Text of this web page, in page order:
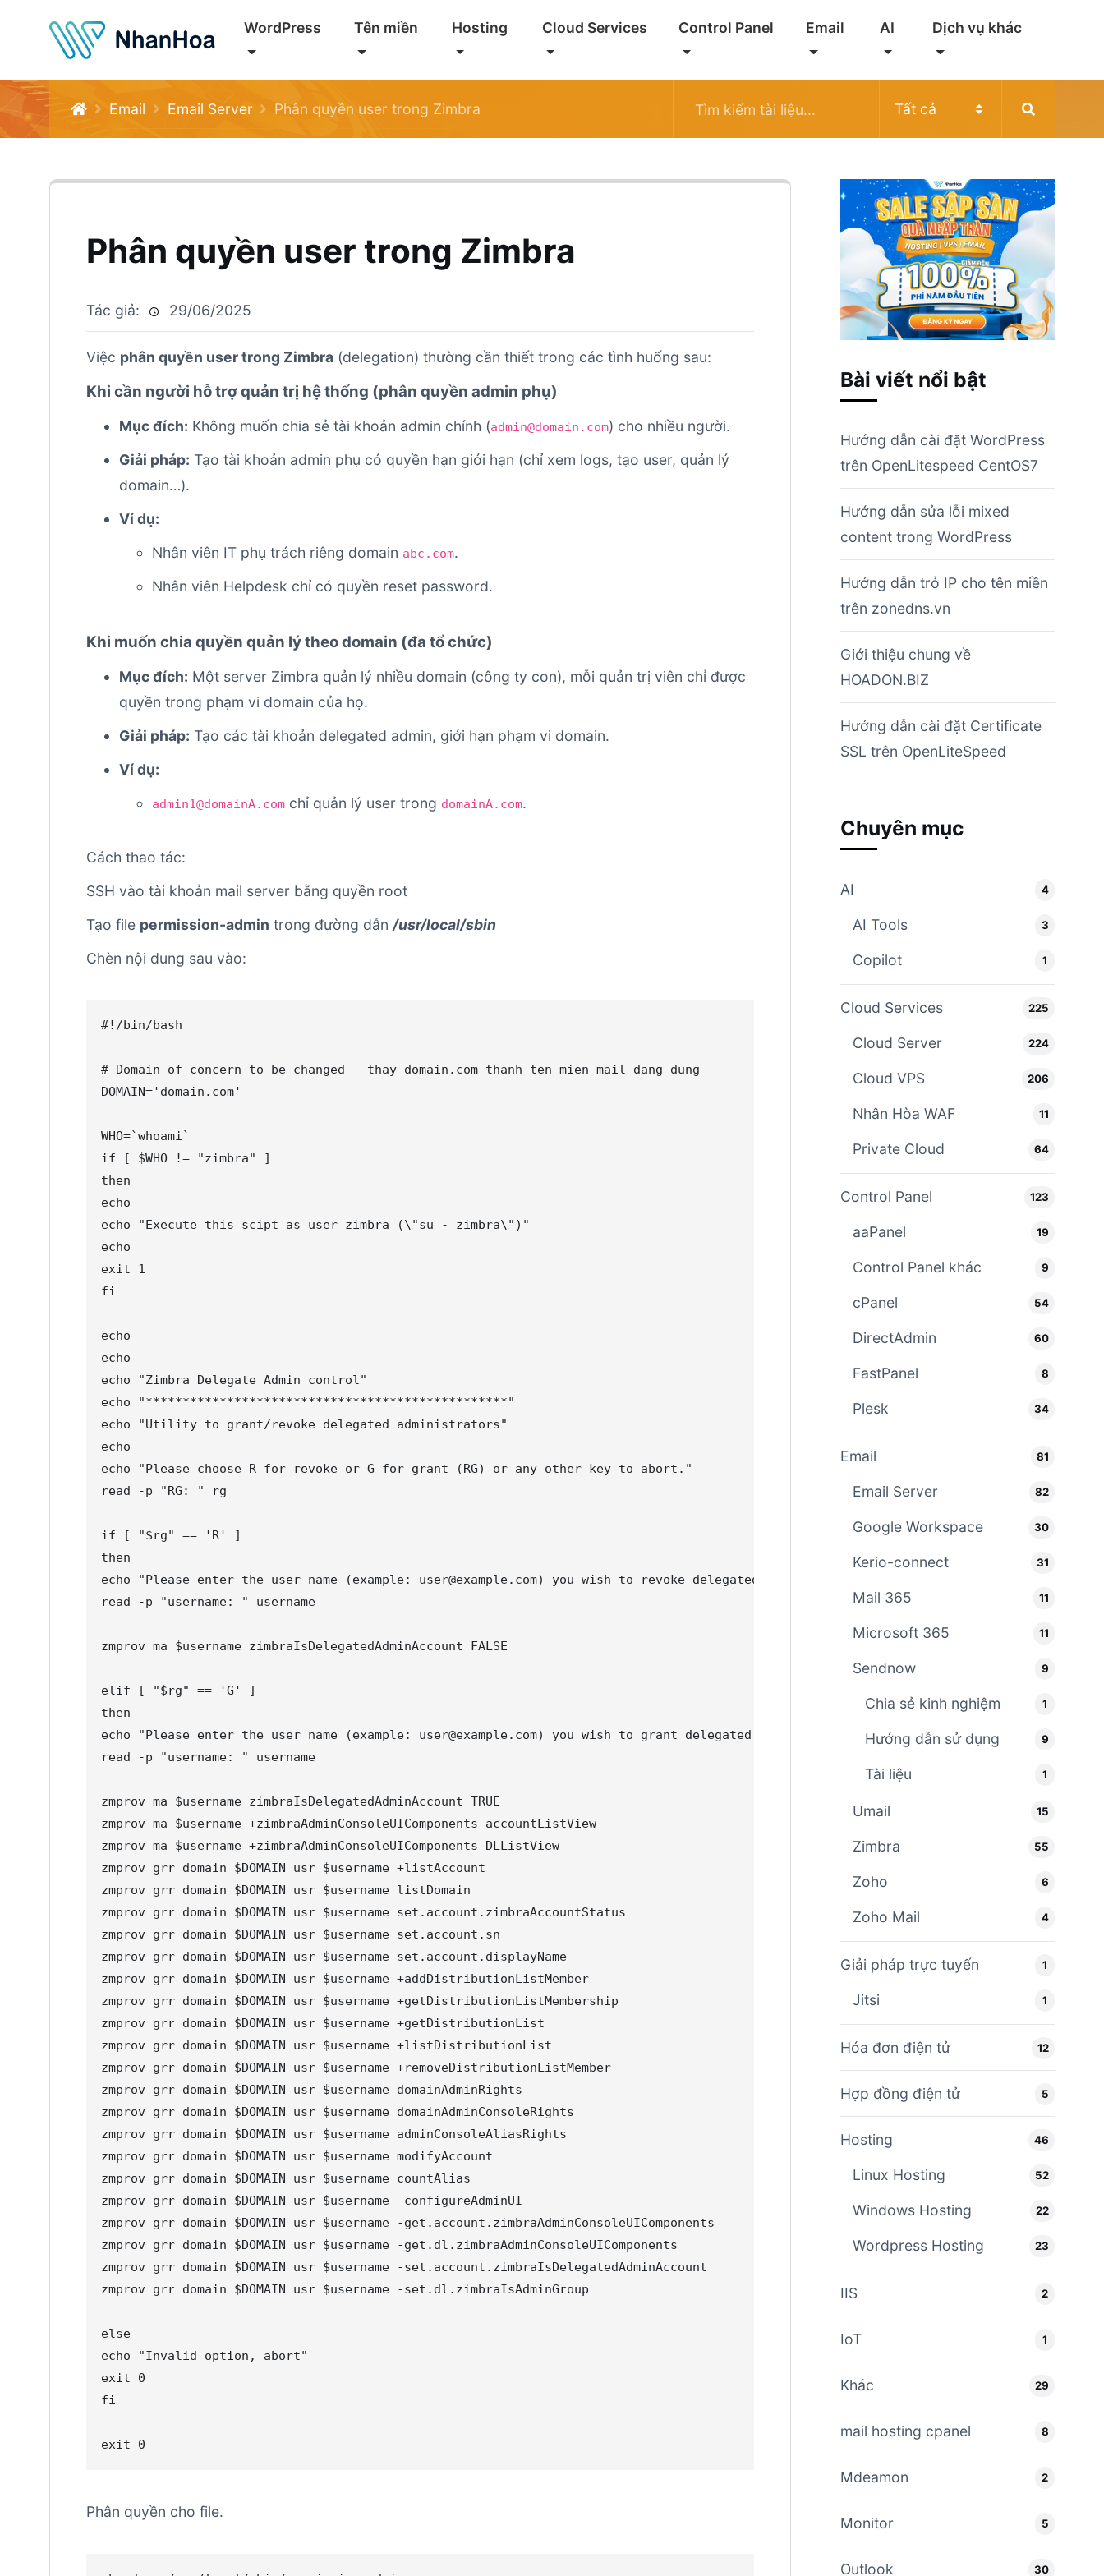
WordPress Tên miền Hosting Cloud Services Control Panel Email AI Dịch vụ khác
Email Email Server Phân quyền user trong Zimbra
Phân quyền user trong Zimbra
Tác giả: 29/06/2025
Việc phân quyền user trong Zimbra (delegation) thường cần thiết trong các tình huống sau:
Khi cần người hỗ trợ quản trị hệ thống (phân quyền admin phụ)
Mục đích: Không muốn chia sẻ tài khoản admin chính (admin@domain.com) cho nhiều người.
Giải pháp: Tạo tài khoản admin phụ có quyền hạn giới hạn (chỉ xem logs, tạo user, quản lý
domain…).
Ví dụ:
Nhân viên IT phụ trách riêng domain abc.com.
Nhân viên Helpdesk chỉ có quyền reset password.
Khi muốn chia quyền quản lý theo domain (đa tổ chức)
Mục đích: Một server Zimbra quản lý nhiều domain (công ty con), mỗi quản trị viên chỉ được
quyền trong phạm vi domain của họ.
Giải pháp: Tạo các tài khoản delegated admin, giới hạn phạm vi domain.
Ví dụ:
admin1@domainA.com chỉ quản lý user trong domainA.com.
Cách thao tác:
SSH vào tài khoản mail server bằng quyền root
Tạo file permission-admin trong đường dẫn /usr/local/sbin
Chèn nội dung sau vào:
#!/bin/bash
# Domain of concern to be changed - thay domain.com thanh ten mien mail dang dung
DOMAIN='domain.com'
WHO=`whoami`
if [ $WHO != "zimbra" ]
then
echo
echo "Execute this scipt as user zimbra (\"su - zimbra\")"
echo
exit 1
fi
echo
echo
echo "Zimbra Delegate Admin control"
echo "*************************************************"
echo "Utility to grant/revoke delegated administrators"
echo
echo "Please choose R for revoke or G for grant (RG) or any other key to abort."
read -p "RG: " rg
if [ "$rg" == 'R' ]
then
echo "Please enter the user name (example: user@example.com) you wish to revoke delegated domain admin rights from."
read -p "username: " username
zmprov ma $username zimbraIsDelegatedAdminAccount FALSE
elif [ "$rg" == 'G' ]
then
echo "Please enter the user name (example: user@example.com) you wish to grant delegated domain admin rights."
read -p "username: " username
zmprov ma $username zimbraIsDelegatedAdminAccount TRUE
zmprov ma $username +zimbraAdminConsoleUIComponents accountListView
zmprov ma $username +zimbraAdminConsoleUIComponents DLListView
zmprov grr domain $DOMAIN usr $username +listAccount
zmprov grr domain $DOMAIN usr $username listDomain
zmprov grr domain $DOMAIN usr $username set.account.zimbraAccountStatus
zmprov grr domain $DOMAIN usr $username set.account.sn
zmprov grr domain $DOMAIN usr $username set.account.displayName
zmprov grr domain $DOMAIN usr $username +addDistributionListMember
zmprov grr domain $DOMAIN usr $username +getDistributionListMembership
zmprov grr domain $DOMAIN usr $username +getDistributionList
zmprov grr domain $DOMAIN usr $username +listDistributionList
zmprov grr domain $DOMAIN usr $username +removeDistributionListMember
zmprov grr domain $DOMAIN usr $username domainAdminRights
zmprov grr domain $DOMAIN usr $username domainAdminConsoleRights
zmprov grr domain $DOMAIN usr $username adminConsoleAliasRights
zmprov grr domain $DOMAIN usr $username modifyAccount
zmprov grr domain $DOMAIN usr $username countAlias
zmprov grr domain $DOMAIN usr $username -configureAdminUI
zmprov grr domain $DOMAIN usr $username -get.account.zimbraAdminConsoleUIComponents
zmprov grr domain $DOMAIN usr $username -get.dl.zimbraAdminConsoleUIComponents
zmprov grr domain $DOMAIN usr $username -set.account.zimbraIsDelegatedAdminAccount
zmprov grr domain $DOMAIN usr $username -set.dl.zimbraIsAdminGroup
else
echo "Invalid option, abort"
exit 0
fi
exit 0
Phân quyền cho file.
Bài viết nổi bật
Hướng dẫn cài đặt WordPress
trên OpenLitespeed CentOS7
Hướng dẫn sửa lỗi mixed
content trong WordPress
Hướng dẫn trỏ IP cho tên miền
trên zonedns.vn
Giới thiệu chung về
HOADON.BIZ
Hướng dẫn cài đặt Certificate
SSL trên OpenLiteSpeed
Chuyên mục
AI 4
AI Tools 3
Copilot 1
Cloud Services 225
Cloud Server 224
Cloud VPS 206
Nhân Hòa WAF 11
Private Cloud 64
Control Panel 123
aaPanel 19
Control Panel khác 9
cPanel 54
DirectAdmin 60
FastPanel 8
Plesk 34
Email 81
Email Server 82
Google Workspace 30
Kerio-connect 31
Mail 365 11
Microsoft 365 11
Sendnow 9
Chia sẻ kinh nghiệm 1
Hướng dẫn sử dụng 9
Tài liệu 1
Umail 15
Zimbra 55
Zoho 6
Zoho Mail 4
Giải pháp trực tuyến 1
Jitsi 1
Hóa đơn điện tử 12
Hợp đồng điện tử 5
Hosting 46
Linux Hosting 52
Windows Hosting 22
Wordpress Hosting 23
IIS 2
IoT 1
Khác 29
mail hosting cpanel 8
Mdeamon 2
Monitor 5
Outlook 30